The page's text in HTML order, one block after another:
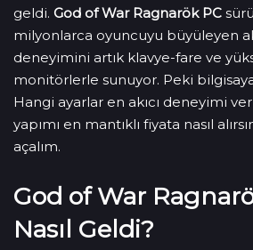
geldi. God of War Ragnarök PC
milyonlarca oyuncuyu büyüleyen
deneyimini artık klavye-fare ve
monitörlerle sunuyor. Peki
Hangi ayarlar en akıcı deneyimi
yapımı en mantıklı fiyata nasıl
açalım.
God of War
Nasıl Geldi?